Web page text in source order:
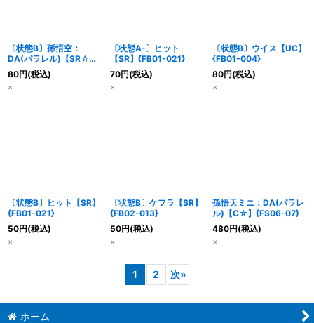
〔状態B〕孫悟空：
DA(パラレル)【SR☆】
{FS06-06}
80円(税込)
×
〔状態A-〕ヒット
【SR】{FB01-021}
70円(税込)
×
〔状態B〕ウイス【UC】
{FB01-004}
80円(税込)
×
〔状態B〕ヒット【SR】
{FB01-021}
50円(税込)
×
〔状態B〕ケフラ【SR】
{FB02-013}
50円(税込)
×
孫悟天ミニ：DA(パラレ
ル)【C☆】{FS06-07}
480円(税込)
×
1 2 次»
ホーム